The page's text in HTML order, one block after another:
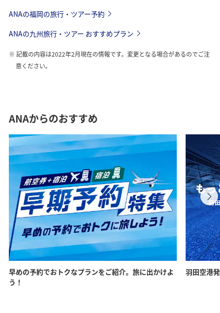
ANAの福岡の旅行・ツアー予約
ANAの九州旅行・ツアー おすすめプラン
記載の内容は2022年2月現在の情報です。変更となる場合があるのでご注
意ください。
ANAからのおすすめ
早めの予約でおトクなプランをご紹介。旅に出かけよ
う！
羽田空港